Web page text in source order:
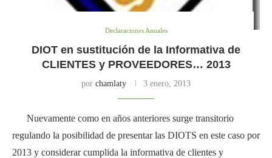
Declaraciones Anuales
DIOT en sustitución de la Informativa de
CLIENTES y PROVEEDORES… 2013
por chamlaty 3 enero, 2013
Nuevamente como en años anteriores surge transitorio
regulando la posibilidad de presentar las DIOTS en este caso por
2013 y considerar cumplida la informativa de clientes y